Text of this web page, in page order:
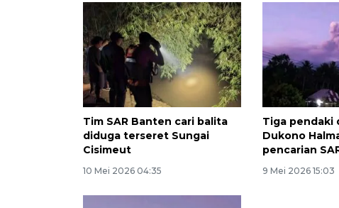
Tim SAR Banten cari balita
diduga terseret Sungai
Cisimeut
10 Mei 2026 04:35
Tiga pendaki
Dukono
pencarian
9 Mei 2026 15:03